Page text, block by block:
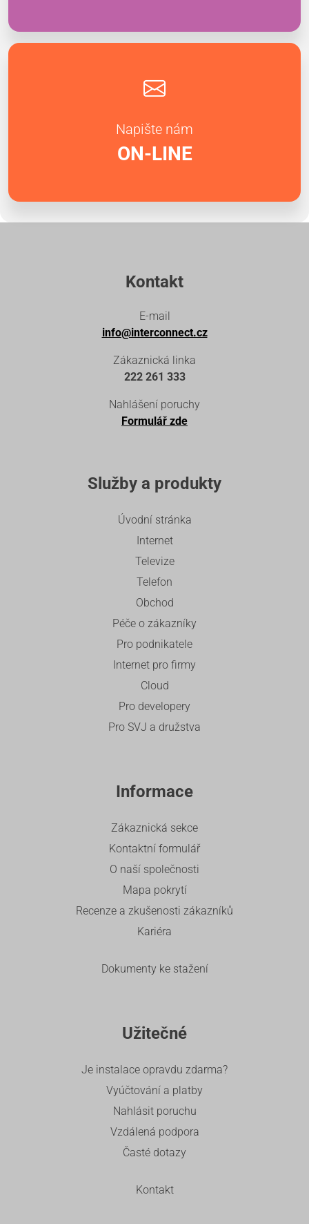
Napište nám
ON-LINE
Kontakt
E-mail
info@interconnect.cz
Zákaznická linka
222 261 333
Nahlášení poruchy
Formulář zde
Služby a produkty
Úvodní stránka
Internet
Televize
Telefon
Obchod
Péče o zákazníky
Pro podnikatele
Internet pro firmy
Cloud
Pro developery
Pro SVJ a družstva
Informace
Zákaznická sekce
Kontaktní formulář
O naší společnosti
Mapa pokrytí
Recenze a zkušenosti zákazníků
Kariéra
Dokumenty ke stažení
Užitečné
Je instalace opravdu zdarma?
Vyúčtování a platby
Nahlásit poruchu
Vzdálená podpora
Časté dotazy
Kontakt